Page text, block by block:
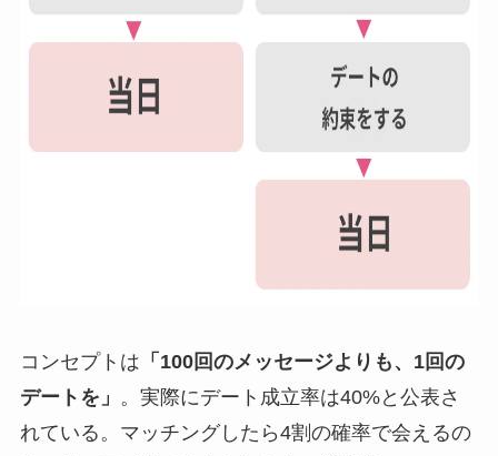
コンセプトは 「100回のメッセージよりも、1回の
デートを」 。実際にデート成立率は40%と公表さ
れている。マッチングしたら4割の確率で会えるの